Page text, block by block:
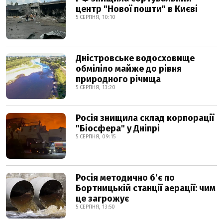
центр "Нової пошти" в Києві
5 СЕРПНЯ, 10:10
Дністровське водосховище
обміліло майже до рівня
природного річища
5 СЕРПНЯ, 13:20
Росія знищила склад корпорації
"Біосфера" у Дніпрі
5 СЕРПНЯ, 09:15
Росія методично б’є по
Бортницькій станції аерації: чим
це загрожує
5 СЕРПНЯ, 13:50